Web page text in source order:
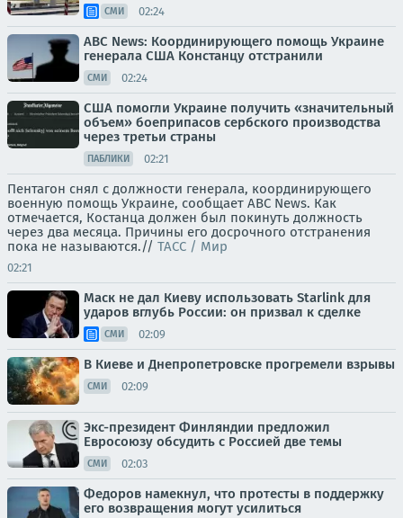
СМИ 02:24
ABC News: Координирующего помощь Украине
генерала США Констанцу отстранили
СМИ 02:24
США помогли Украине получить «значительный
объем» боеприпасов сербского производства
через третьи страны
ПАБЛИКИ 02:21
Пентагон снял с должности генерала, координирующего
военную помощь Украине, сообщает ABC News. Как
отмечается, Костанца должен был покинуть должность
через два месяца. Причины его досрочного отстранения
пока не называются.// ТАСС / Мир
02:21
Маск не дал Киеву использовать Starlink для
ударов вглубь России: он призвал к сделке
СМИ 02:09
В Киеве и Днепропетровске прогремели взрывы
СМИ 02:09
Экс-президент Финляндии предложил
Евросоюзу обсудить с Россией две темы
СМИ 02:03
Федоров намекнул, что протесты в поддержку
его возвращения могут усилиться